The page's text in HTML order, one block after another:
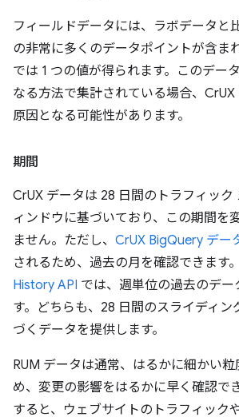
フィールドデータには、ラボデータと
の非常に多くのデータポイントが含ま
では 1 つの値が得られます。このデー
なる方法で集計されている場合、CrUX
原因となる可能性があります。
期間
CrUX データは 28 日間のトラフィック
ィンドウに基づいており、この期間を
ません。ただし、 CrUX BigQuery デー
されるため、過去の月を確認できます。
History API では、週単位の過去のデー
す。どちらも、28 日間のスライディン
づくデータを提供します。
RUM データは通常、はるかに細かい
め、変更の影響をはるかに早く確認で
すると、ウェブサイトのトラフィック